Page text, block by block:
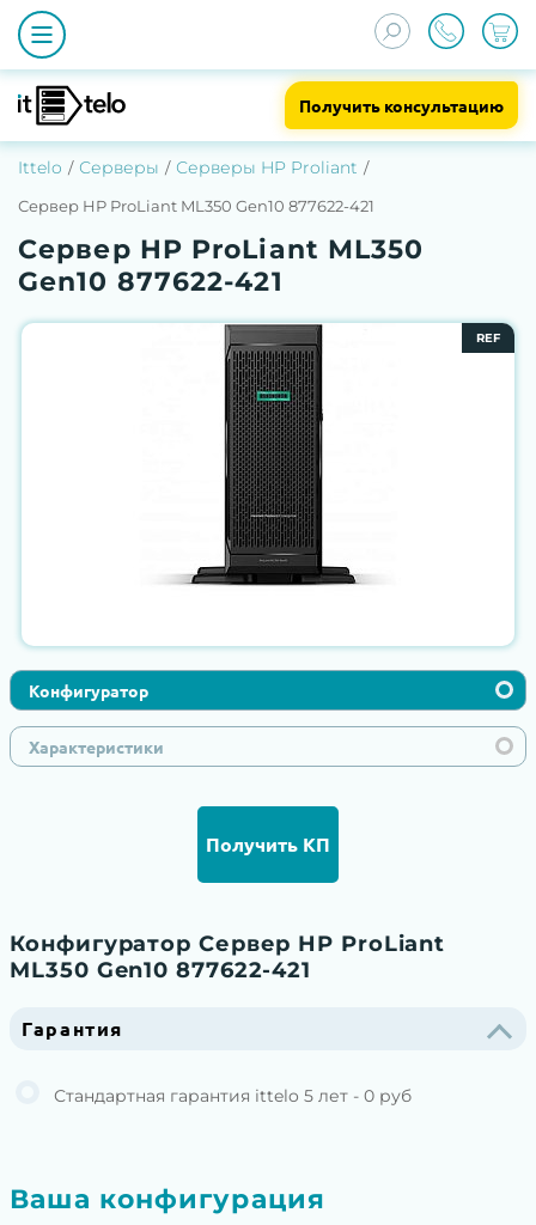
Получить консультацию
Ittelo Серверы Серверы HP Proliant
Сервер HP ProLiant ML350 Gen10 877622-421
Сервер HP ProLiant ML350
Gen10 877622-421
REF
Конфигуратор
Характеристики
Получить КП
Конфигуратор Сервер HP ProLiant
ML350 Gen10 877622-421
Гарантия
Стандартная гарантия ittelo 5 лет - 0 руб
Ваша конфигурация